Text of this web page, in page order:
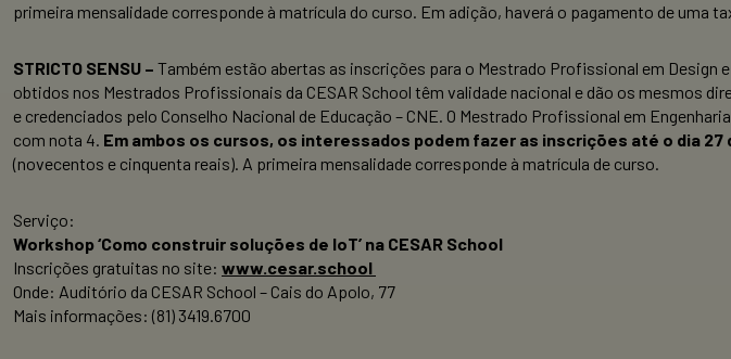
primeira mensalidade corresponde à matrícula do curso. Em adição, haverá o pagamento de uma
STRICTO SENSU – Também estão abertas as inscrições para o Mestrado Profissional em Design
obtidos nos Mestrados Profissionais da CESAR School têm validade nacional e dão os mesmos
e credenciados pelo Conselho Nacional de Educação – CNE. O Mestrado Profissional em
com nota 4. Em ambos os cursos, os interessados podem fazer as inscrições até o dia 27
(novecentos e cinquenta reais). A primeira mensalidade corresponde à matrícula de curso.
Serviço:
Workshop ‘Como construir soluções de IoT’ na CESAR School
Inscrições gratuitas no site: www.cesar.school
Onde: Auditório da CESAR School – Cais do Apolo, 77
Mais informações: (81) 3419.6700